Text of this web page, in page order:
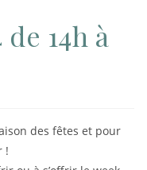
14h à
des fêtes et pour
!